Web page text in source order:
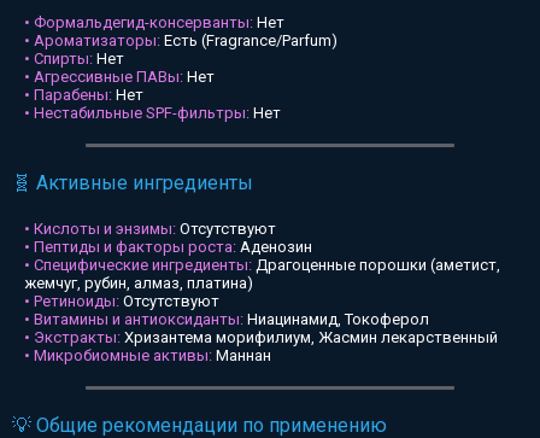
• Формальдегид-консерванты: Нет
• Ароматизаторы: Есть (Fragrance/Parfum)
• Спирты: Нет
• Агрессивные ПАВы: Нет
• Парабены: Нет
• Нестабильные SPF-фильтры: Нет
🧬 Активные ингредиенты
• Кислоты и энзимы: Отсутствуют
• Пептиды и факторы роста: Аденозин
• Специфические ингредиенты: Драгоценные порошки (аметист,
жемчуг, рубин, алмаз, платина)
• Ретиноиды: Отсутствуют
• Витамины и антиоксиданты: Ниацинамид, Токоферол
• Экстракты: Хризантема морифилиум, Жасмин лекарственный
• Микробиомные активы: Маннан
💡 Общие рекомендации по применению